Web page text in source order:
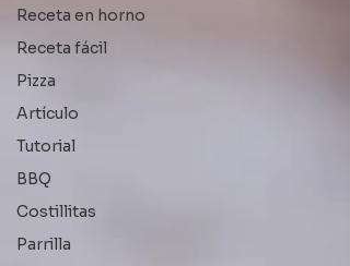
Receta en horno
Receta fácil
Pizza
Artículo
Tutorial
BBQ
Costillitas
Parrilla